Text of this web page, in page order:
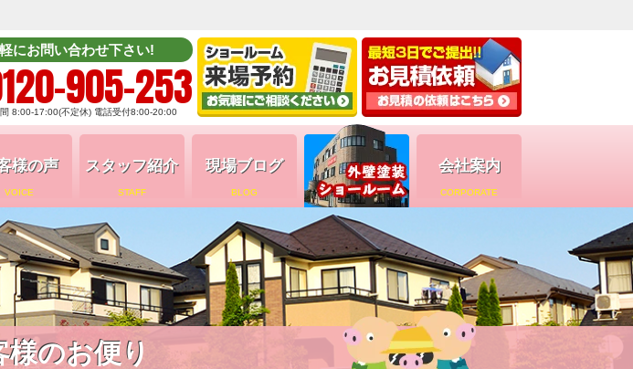
にお問い合わせ下さい!
905-253
8:00-17:00(不定休) 電話受付8:00-20:00
様の声
VOICE
スタッフ紹介
STAFF
現場ブログ
BLOG
会社案内
CORPORATE
のお便り